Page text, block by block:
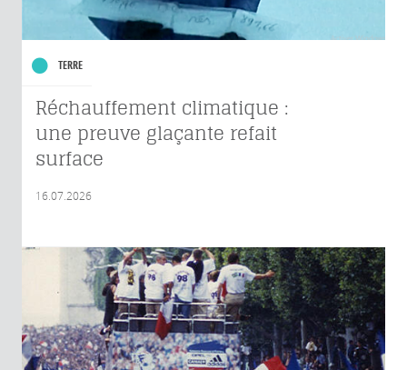
TERRE
Réchauffement climatique :
une preuve glaçante refait
surface
16.07.2026